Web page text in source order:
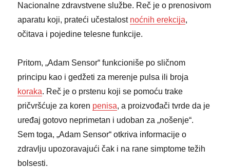
Nacionalne zdravstvene službe. Reč je o prenosivom
aparatu koji, prateći učestalost noćnih erekcija,
očitava i pojedine telesne funkcije.
Pritom, „Adam Sensor“ funkcioniše po sličnom
principu kao i gedžeti za merenje pulsa ili broja
koraka. Reč je o prstenu koji se pomoću trake
pričvršćuje za koren penisa, a proizvođači tvrde da je
uređaj gotovo neprimetan i udoban za „nošenje“.
Sem toga, „Adam Sensor“ otkriva informacije o
zdravlju upozoravajući čak i na rane simptome težih
bolsesti.